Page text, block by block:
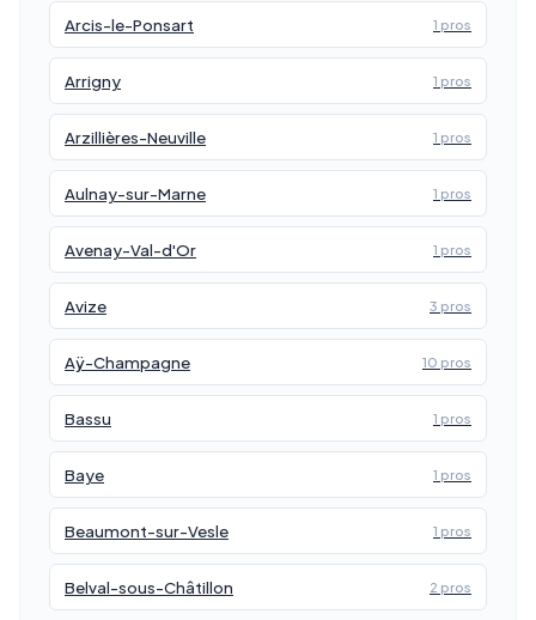
Arcis-le-Ponsart 1 pros
Arrigny 1 pros
Arzillières-Neuville 1 pros
Aulnay-sur-Marne 1 pros
Avenay-Val-d'Or 1 pros
Avize 3 pros
Aÿ-Champagne 10 pros
Bassu 1 pros
Baye 1 pros
Beaumont-sur-Vesle 1 pros
Belval-sous-Châtillon 2 pros